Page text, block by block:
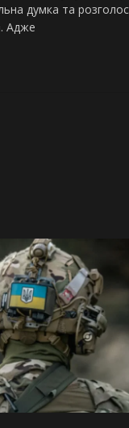
думка та
Адже